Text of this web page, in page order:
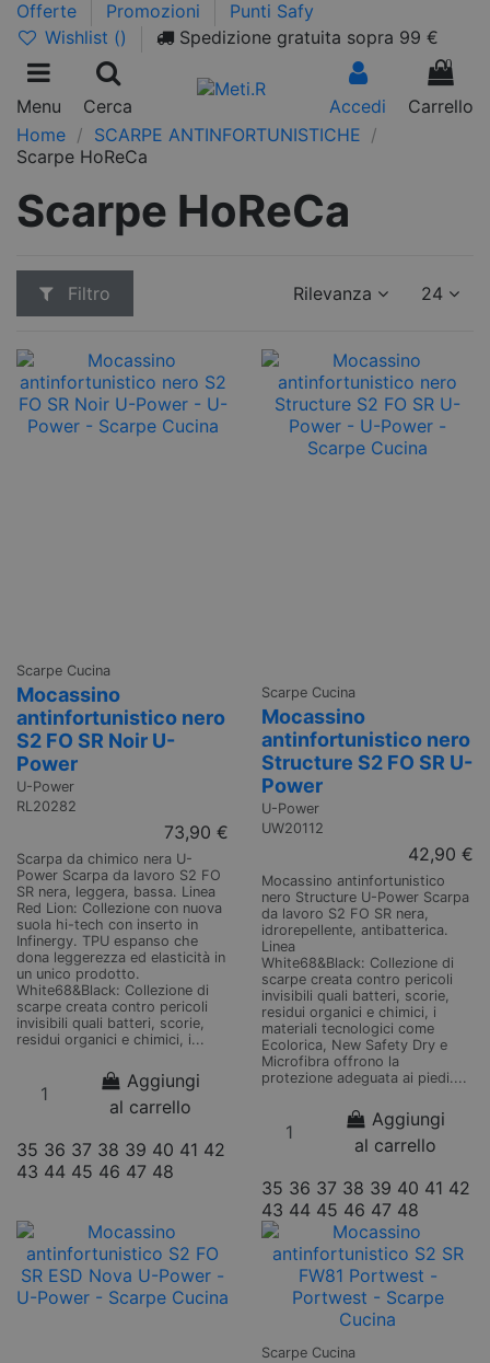
Offerte Promozioni
Punti Safy
Wishlist () Spedizione gratuita sopra 99 €
Menu Cerca Accedi
0
Carrello
Home
SCARPE ANTINFORTUNISTICHE
Scarpe HoReCa
Scarpe HoReCa
Filtro Rilevanza 24
Scarpe Cucina
Mocassino
antinfortunistico nero
S2 FO SR Noir U-
Power
U-Power
RL20282
73,90 €
Scarpa da chimico nera U-
Power Scarpa da lavoro S2 FO
SR nera, leggera, bassa. Linea
Red Lion: Collezione con nuova
suola hi-tech con inserto in
Infinergy. TPU espanso che
dona leggerezza ed elasticità in
un unico prodotto.
White68&Black: Collezione di
scarpe creata contro pericoli
invisibili quali batteri, scorie,
residui organici e chimici, i...
Aggiungi
al carrello
35 36 37 38 39 40 41 42
43 44 45 46 47 48
Scarpe Cucina
Mocassino
antinfortunistico nero
Structure S2 FO SR U-
Power
U-Power
UW20112
42,90 €
Mocassino antinfortunistico
nero Structure U-Power Scarpa
da lavoro S2 FO SR nera,
idrorepellente, antibatterica.
Linea
White68&Black: Collezione di
scarpe creata contro pericoli
invisibili quali batteri, scorie,
residui organici e chimici, i
materiali tecnologici come
Ecolorica, New Safety Dry e
Microfibra offrono la
protezione adeguata ai piedi....
Aggiungi
al carrello
35 36 37 38 39 40 41 42
43 44 45 46 47 48
Scarpe Cucina